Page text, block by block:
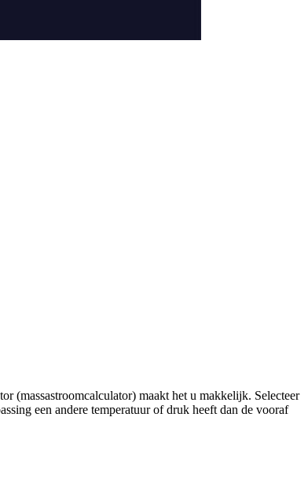
(massastroomcalculator) maakt het u makkelijk. Selecteer
een andere temperatuur of druk heeft dan de vooraf